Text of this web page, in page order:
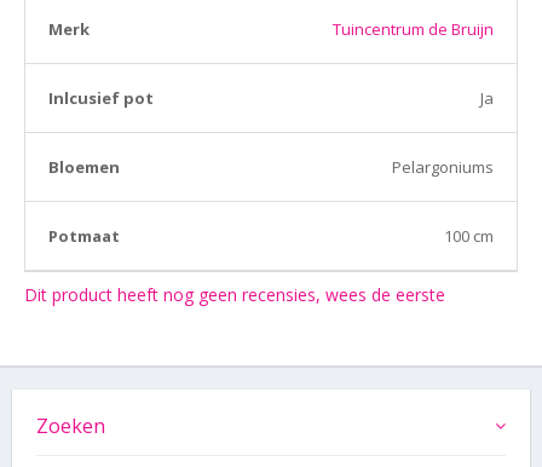
Merk Tuincentrum de Bruijn
Inlcusief pot Ja
Bloemen Pelargoniums
Potmaat 100 cm
Dit product heeft nog geen recensies, wees de eerste
Zoeken